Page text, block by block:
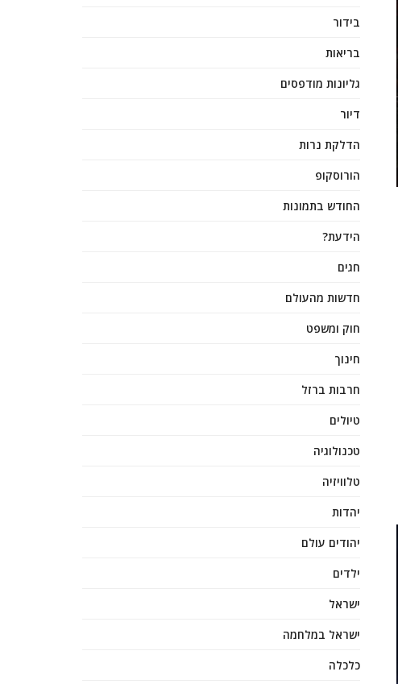
בידור
בריאות
גליונות מודפסים
דיור
הדלקת נרות
הורוסקופ
החודש בתמונות
הידעת?
חגים
חדשות מהעולם
חוק ומשפט
חינוך
חרבות ברזל
טיולים
טכנולוגיה
טלוויזיה
יהדות
יהודים עולם
ילדים
ישראל
ישראל במלחמה
כלכלה